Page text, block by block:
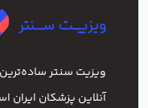
ویزیت سنتر
آنلاین پزشکان